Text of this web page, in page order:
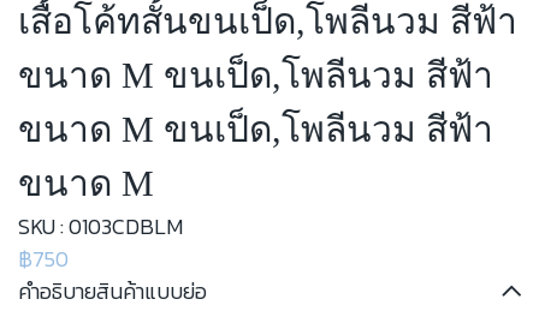
เสื้อโค้ทสั้นขนเป็ด,โพลีนวม สีฟ้า
ขนาด M ขนเป็ด,โพลีนวม สีฟ้า
ขนาด M ขนเป็ด,โพลีนวม สีฟ้า
ขนาด M
SKU : 0103CDBLM
฿750
คำอธิบายสินค้าแบบย่อ